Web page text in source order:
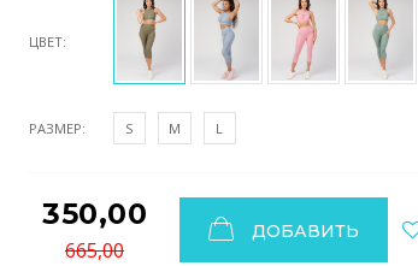
ЦВЕТ:
РАЗМЕР: S M L
350,00
665,00
ДОБАВИТЬ